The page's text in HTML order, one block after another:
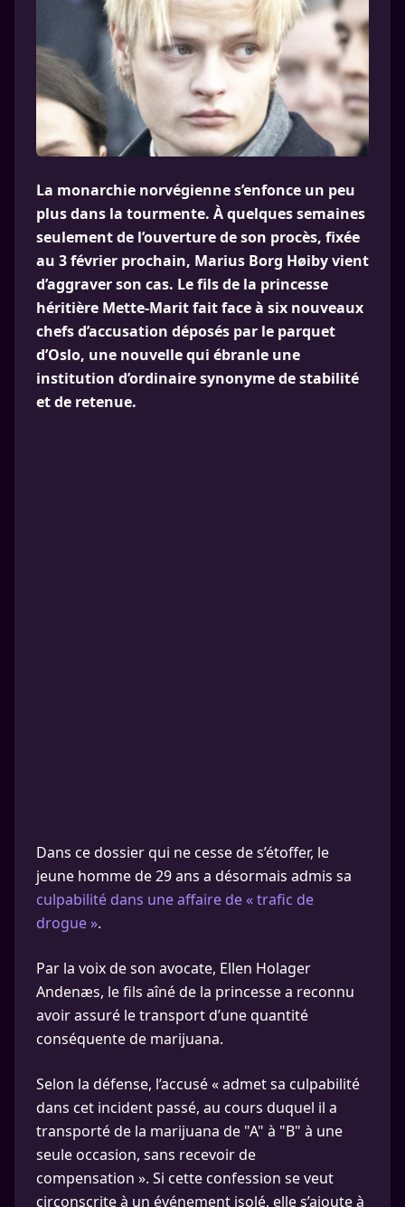
La monarchie norvégienne s’enfonce un peu
plus dans la tourmente. À quelques semaines
seulement de l’ouverture de son procès, fixée
au 3 février prochain, Marius Borg Høiby vient
d’aggraver son cas. Le fils de la princesse
héritière Mette-Marit fait face à six nouveaux
chefs d’accusation déposés par le parquet
d’Oslo, une nouvelle qui ébranle une
institution d’ordinaire synonyme de stabilité
et de retenue.
Dans ce dossier qui ne cesse de s’étoffer, le
jeune homme de 29 ans a désormais admis sa
culpabilité dans une affaire de « trafic de
drogue ».
Par la voix de son avocate, Ellen Holager
Andenæs, le fils aîné de la princesse a reconnu
avoir assuré le transport d’une quantité
conséquente de marijuana.
Selon la défense, l’accusé « admet sa culpabilité
dans cet incident passé, au cours duquel il a
transporté de la marijuana de "A" à "B" à une
seule occasion, sans recevoir de
compensation ». Si cette confession se veut
circonscrite à un événement isolé, elle s’ajoute à